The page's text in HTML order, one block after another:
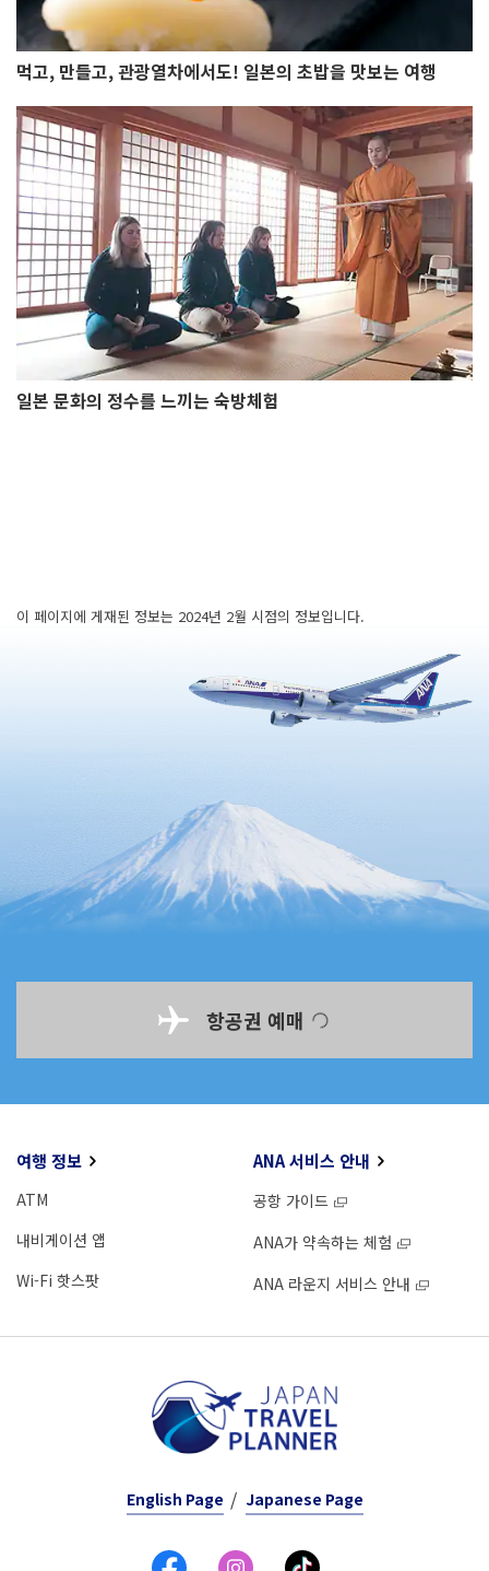
먹고, 만들고, 관광열차에서도! 일본의 초밥을 맛보는 여행
일본 문화의 정수를 느끼는 숙방체험
이 페이지에 게재된 정보는 2024년 2월 시점의 정보입니다.
항공권 예매
여행 정보
ATM
내비게이션 앱
Wi-Fi 핫스팟
ANA 서비스 안내
공항 가이드
ANA가 약속하는 체험
ANA 라운지 서비스 안내
English Page Japanese Page